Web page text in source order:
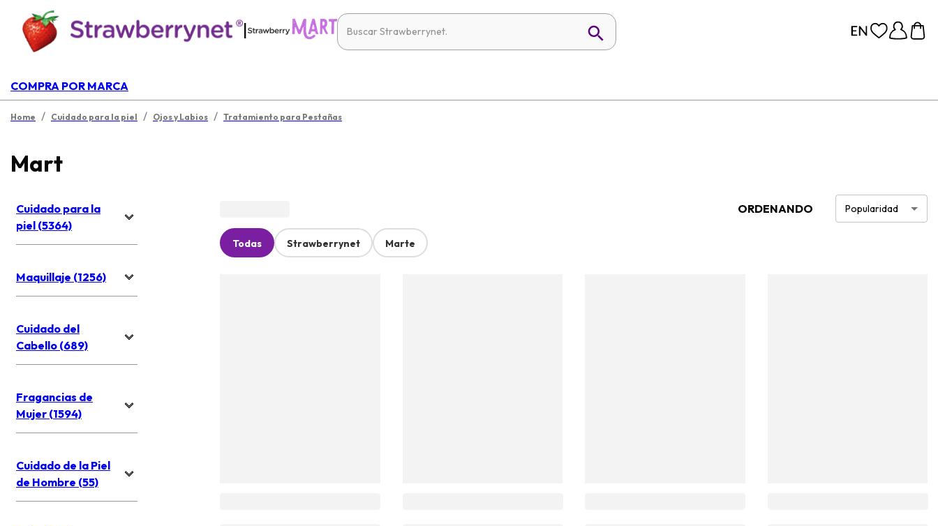
|
COMPRA POR MARCA
Home / Cuidado para la piel / Ojos y Labios / Tratamiento para Pestañas
Mart
Cuidado para la
piel (5364)
Maquillaje (1256)
Cuidado del
Cabello (689)
Fragancias de
Mujer (1594)
Cuidado de la Piel
de Hombre (55)
ORDENANDO Popularidad
Todas Strawberrynet Marte